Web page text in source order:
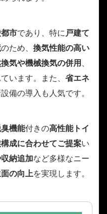
市であり、特に 戸建て
のため、 換気性能の高い
気や機械換気の併用
います。また、 省エネ
備の導入も人気です。
機能付きの高性能トイ
成に合わせてご提案い
納追加など多様なニー
の向上を実現します。